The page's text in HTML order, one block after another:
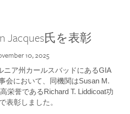
Jacques氏を表彰
10, 2025
ニア州カールスバッドにあるGIA
会において、同機関はSusan M.
栄誉であるRichard T. Liddicoat功
表彰しました。